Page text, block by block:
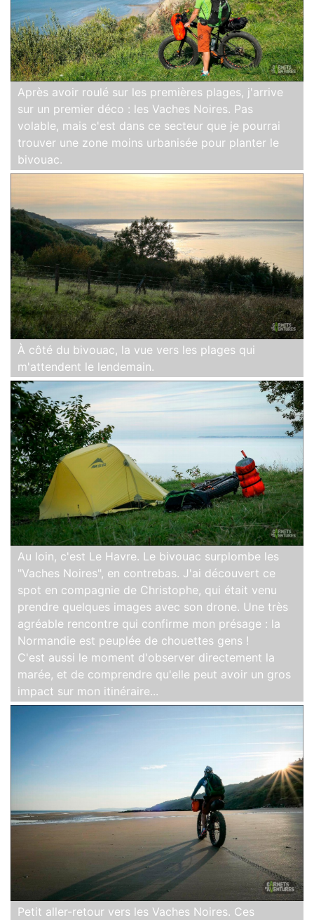
Après avoir roulé sur les premières plages, j'arrive
sur un premier déco : les Vaches Noires. Pas
volable, mais c'est dans ce secteur que je pourrai
trouver une zone moins urbanisée pour planter le
bivouac.
À côté du bivouac, la vue vers les plages qui
m'attendent le lendemain.
Au loin, c'est Le Havre. Le bivouac surplombe les
"Vaches Noires", en contrebas. J'ai découvert ce
spot en compagnie de Christophe, qui était venu
prendre quelques images avec son drone. Une très
agréable rencontre qui confirme mon présage : la
Normandie est peuplée de chouettes gens !
C'est aussi le moment d'observer directement la
marée, et de comprendre qu'elle peut avoir un gros
impact sur mon itinéraire...
Petit aller-retour vers les Vaches Noires. Ces